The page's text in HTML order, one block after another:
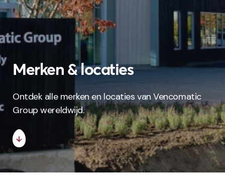
Merken & locaties
Ontdek alle merken en locaties van Vencomatic
Group wereldwijd.